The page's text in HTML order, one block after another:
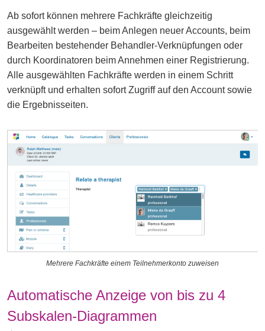
Ab sofort können mehrere Fachkräfte gleichzeitig
ausgewählt werden – beim Anlegen neuer Accounts, beim
Bearbeiten bestehender Behandler-Verknüpfungen oder
durch Koordinatoren beim Annehmen einer Registrierung.
Alle ausgewählten Fachkräfte werden in einem Schritt
verknüpft und erhalten sofort Zugriff auf den Account sowie
die Ergebnisseiten.
Mehrere Fachkräfte einem Teilnehmerkonto zuweisen
Automatische Anzeige von bis zu 4
Subskalen-Diagrammen